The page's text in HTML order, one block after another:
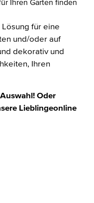
Ihren Garten finden
für eine
und/oder auf
dekorativ und
Ihren
Oder
Lieblingeonline